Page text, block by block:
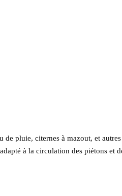
pluie, citernes à mazout, et
à la circulation des piétons et